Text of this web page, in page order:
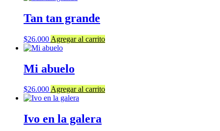
Tan tan grande
$26.000 Agregar al carrito
Mi abuelo
$26.000Agregar al carrito
Ivo en la galera